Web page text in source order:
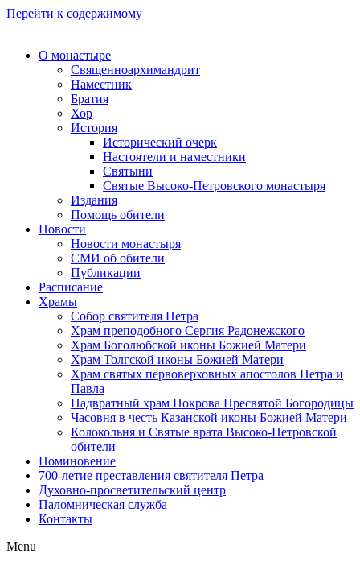
Перейти к содержимому
О монастыре
Священноархимандрит
Наместник
Братия
Хор
История
Исторический очерк
Настоятели и наместники
Святыни
Святые Высоко-Петровского монастыря
Издания
Помощь обители
Новости
Новости монастыря
СМИ об обители
Публикации
Расписание
Храмы
Собор святителя Петра
Храм преподобного Сергия Радонежского
Храм Боголюбской иконы Божией Матери
Храм Толгской иконы Божией Матери
Храм святых первоверховных апостолов Петра и
Павла
Надвратный храм Покрова Пресвятой Богородицы
Часовня в честь Казанской иконы Божией Матери
Колокольня и Святые врата Высоко-Петровской
обители
Поминовение
700-летие преставления святителя Петра
Духовно-просветительский центр
Паломническая служба
Контакты
Menu